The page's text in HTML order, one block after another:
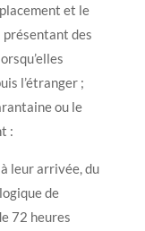
et le
présentant des
l’étranger ;
ou le
:
leur arrivée, du
de
72 heures